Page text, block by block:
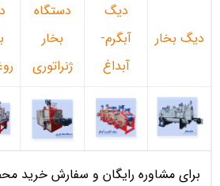
دیگ بخار
دیگ
آبگرم-
آبداغ
دستگاه
بخار
ژنراتوری
برای مشاوره رایگان و سفارش خرید